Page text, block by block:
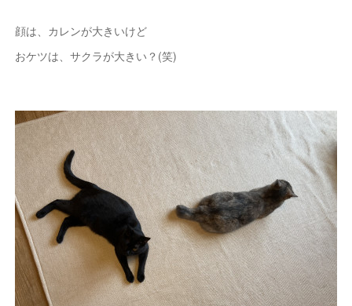
顔は、カレンが大きいけど
おケツは、サクラが大きい？(笑)